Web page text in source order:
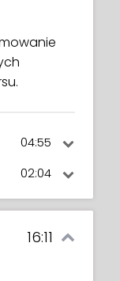
04:55
która
02:04
rzeczy,
kursu.
16:11